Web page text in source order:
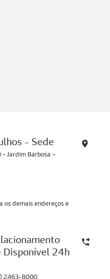
- Sede
- Jardim Barbosa –
os demais endereços e
Disponível 24h
2463-8000